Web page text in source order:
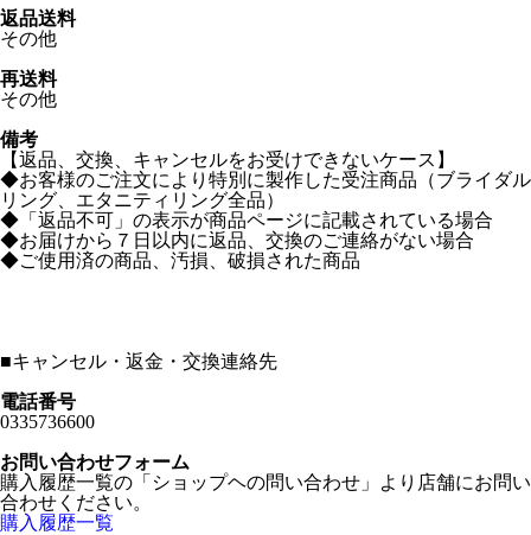
返品送料
その他
再送料
その他
備考
【返品、交換、キャンセルをお受けできないケース】
◆お客様のご注文により特別に製作した受注商品（ブライダル
リング、エタニティリング全品）
◆「返品不可」の表示が商品ページに記載されている場合
◆お届けから７日以内に返品、交換のご連絡がない場合
◆ご使用済の商品、汚損、破損された商品
■キャンセル・返金・交換連絡先
電話番号
0335736600
お問い合わせフォーム
購入履歴一覧の「ショップヘの問い合わせ」より店舗にお問い
合わせください。
購入履歴一覧